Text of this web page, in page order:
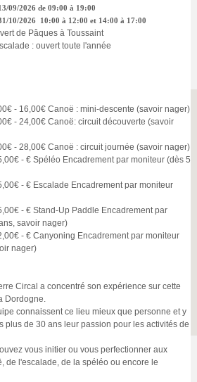
09/2026 de 09:00 à 19:00
10/2026 10:00 à 12:00 et 14:00 à 17:00
de Pâques à Toussaint
: ouvert toute l'année
- 16,00€ Canoë : mini-descente (savoir nager)
- 24,00€ Canoë: circuit découverte (savoir
- 28,00€ Canoë : circuit journée (savoir nager)
- € Spéléo Encadrement par moniteur (dès 5
- € Escalade Encadrement par moniteur
- € Stand-Up Paddle Encadrement par
savoir nager)
- € Canyoning Encadrement par moniteur
nager)
Circal a concentré son expérience sur cette
Dordogne.
connaissent ce lieu mieux que personne et y
plus de 30 ans leur passion pour les activités de
vous initier ou vous perfectionner aux
de l'escalade, de la spéléo ou encore le